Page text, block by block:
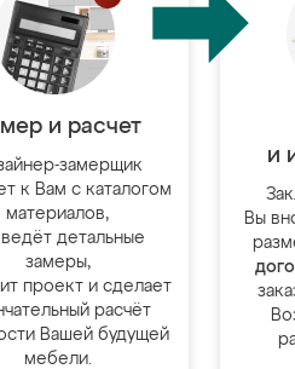
и расчет
замерщик
к Вам с каталогом
материалов,
детальные
замеры,
проект и сделает
расчёт
Вашей будущей
мебели.
и
Вы